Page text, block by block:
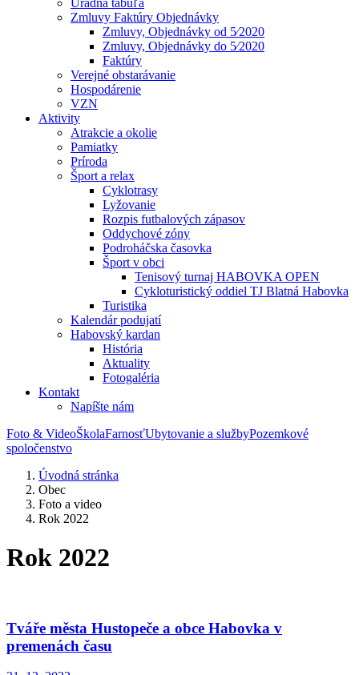
Úradná tabuľa
Zmluvy Faktúry Objednávky
Zmluvy, Objednávky od 5⁄2020
Zmluvy, Objednávky do 5⁄2020
Faktúry
Verejné obstarávanie
Hospodárenie
VZN
Aktivity
Atrakcie a okolie
Pamiatky
Príroda
Šport a relax
Cyklotrasy
Lyžovanie
Rozpis futbalových zápasov
Oddychové zóny
Podroháčska časovka
Šport v obci
Tenisový turnaj HABOVKA OPEN
Cykloturistický oddiel TJ Blatná Habovka
Turistika
Kalendár podujatí
Habovský kardan
História
Aktuality
Fotogaléria
Kontakt
Napíšte nám
Foto & VideoŠkolaFarnosťUbytovanie a službyPozemkové
spoločenstvo
Úvodná stránka
Obec
Foto a video
Rok 2022
Rok 2022
Tváře města Hustopeče a obce Habovka v
premenách času